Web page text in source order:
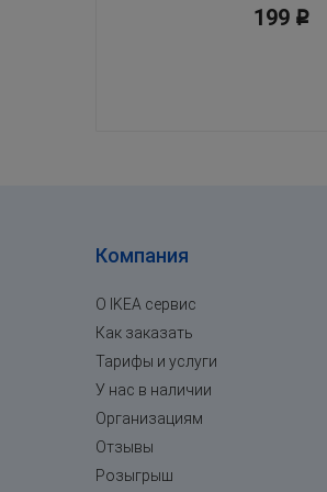
199 Р
Компания
О IKEA сервис
Как заказать
Тарифы и услуги
У нас в наличии
Организациям
Отзывы
Розыгрыш